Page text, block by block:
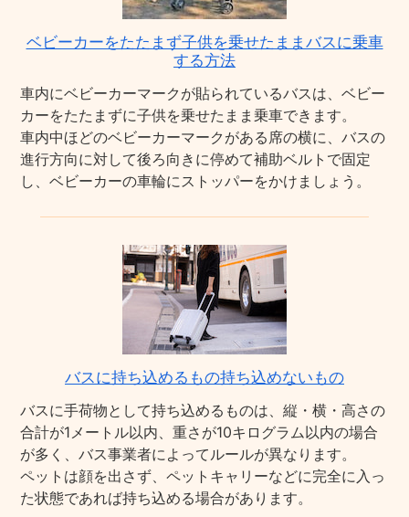
ベビーカーをたたまず子供を乗せたままバスに乗車
する方法
車内にベビーカーマークが貼られているバスは、ベビー
カーをたたまずに子供を乗せたまま乗車できます。
車内中ほどのベビーカーマークがある席の横に、バスの
進行方向に対して後ろ向きに停めて補助ベルトで固定
し、ベビーカーの車輪にストッパーをかけましょう。
バスに持ち込めるもの持ち込めないもの
バスに手荷物として持ち込めるものは、縦・横・高さの
合計が1メートル以内、重さが10キログラム以内の場合
が多く、バス事業者によってルールが異なります。
ペットは顔を出さず、ペットキャリーなどに完全に入っ
た状態であれば持ち込める場合があります。